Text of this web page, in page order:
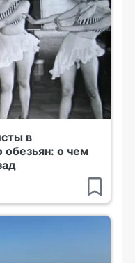
в
обезьян: о чем